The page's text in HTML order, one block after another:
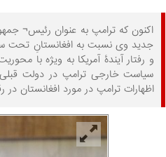
اکنون که ترامپ به عنوان رئیس¬
جدید وی نسبت به افغانستانِ تحت
و رفتار آیندۀ آمریکا به ویژه با
سیاست خارجی ترامپ در دولت قبلی
اظهارات ترامپ در مورد افغانستان در